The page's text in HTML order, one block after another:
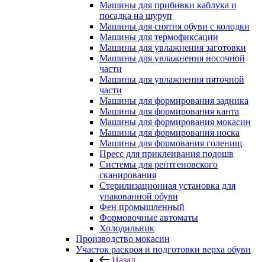
Машины для прибивки каблука и
посадка на шуруп
Машины для снятия обуви с колодки
Машины для термофиксации
Машины для увлажнения заготовки
Машины для увлажнения носочной
части
Машины для увлажнения пяточной
части
Машины для формирования задника
Машины для формирования канта
Машины для формирования мокасин
Машины для формирования носка
Машины для формования голенищ
Пресс для приклеивания подошв
Системы для рентгеновского
сканирования
Стерилизационная установка для
упакованной обуви
Фен промышленный
Формовочные автоматы
Холодильник
Производство мокасин
Участок раскроя и подготовки верха обуви
Назад